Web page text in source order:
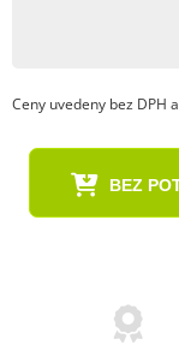
Ceny uvedeny bez DPH
BEZ